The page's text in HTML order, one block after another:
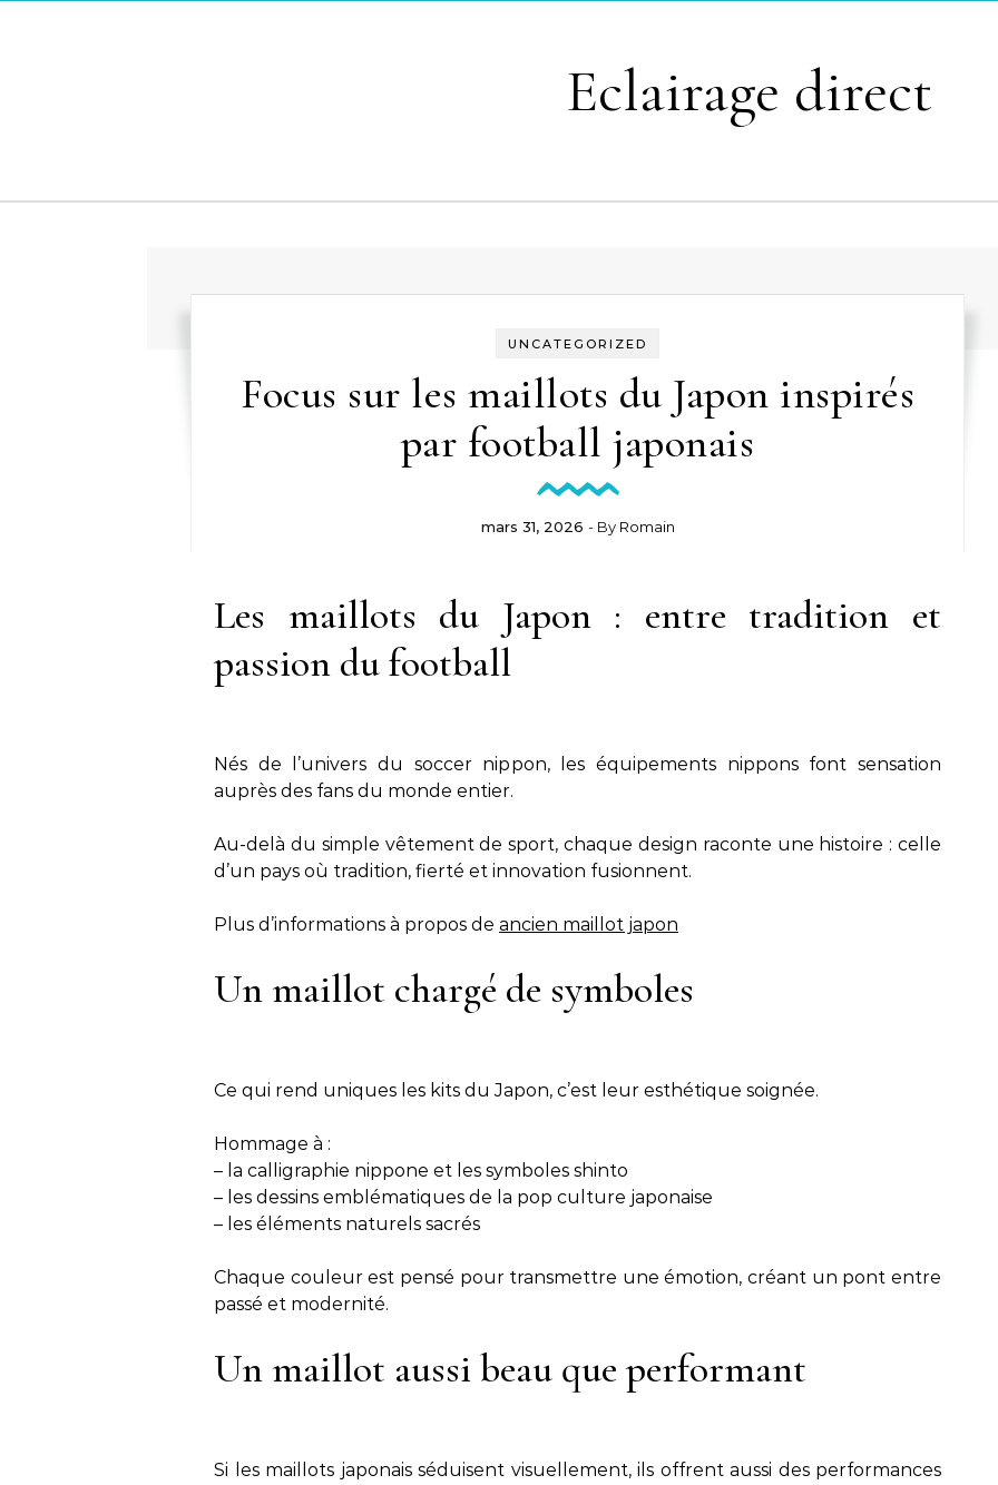
Eclairage direct
UNCATEGORIZED
Focus sur les maillots du Japon inspirés
par football japonais
mars 31, 2026 - By Romain
Les maillots du Japon : entre tradition et
passion du football
Nés de l’univers du soccer nippon, les équipements nippons font sensation
auprès des fans du monde entier.
Au-delà du simple vêtement de sport, chaque design raconte une histoire : celle
d’un pays où tradition, fierté et innovation fusionnent.
Plus d’informations à propos de ancien maillot japon
Un maillot chargé de symboles
Ce qui rend uniques les kits du Japon, c’est leur esthétique soignée.
Hommage à :
– la calligraphie nippone et les symboles shinto
– les dessins emblématiques de la pop culture japonaise
– les éléments naturels sacrés
Chaque couleur est pensé pour transmettre une émotion, créant un pont entre
passé et modernité.
Un maillot aussi beau que performant
Si les maillots japonais séduisent visuellement, ils offrent aussi des performances